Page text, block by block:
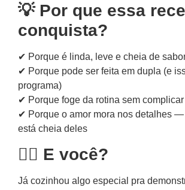
💡 Por que essa
conquista?
✔ Porque é linda, leve e cheia de
✔ Porque pode ser feita em dupla (e
programa)
✔ Porque foge da rotina sem
✔ Porque o amor mora nos detalhes —
está cheia deles
🙋‍♀️ E você?
Já cozinhou algo especial pra